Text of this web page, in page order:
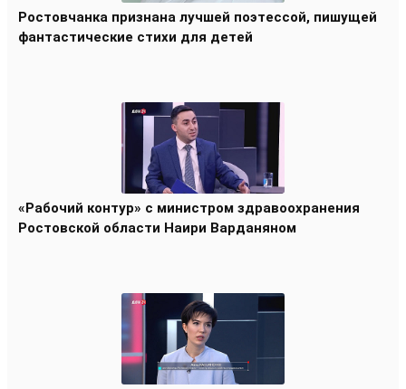
Ростовчанка признана лучшей поэтессой, пишущей
фантастические стихи для детей
«Рабочий контур» с министром здравоохранения
Ростовской области Наири Варданяном